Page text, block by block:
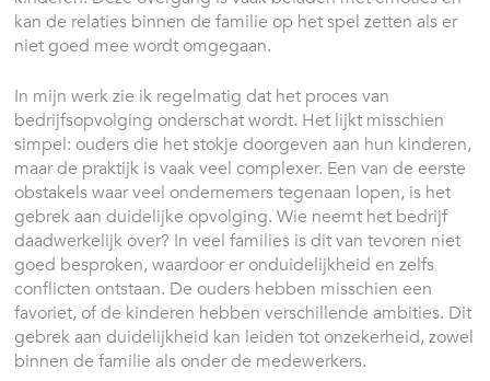
kan de relaties binnen de familie op het spel zetten als er
niet goed mee wordt omgegaan.
In mijn werk zie ik regelmatig dat het proces van
bedrijfsopvolging onderschat wordt. Het lijkt misschien
simpel: ouders die het stokje doorgeven aan hun kinderen,
maar de praktijk is vaak veel complexer. Een van de eerste
obstakels waar veel ondernemers tegenaan lopen, is het
gebrek aan duidelijke opvolging. Wie neemt het bedrijf
daadwerkelijk over? In veel families is dit van tevoren niet
goed besproken, waardoor er onduidelijkheid en zelfs
conflicten ontstaan. De ouders hebben misschien een
favoriet, of de kinderen hebben verschillende ambities. Dit
gebrek aan duidelijkheid kan leiden tot onzekerheid, zowel
binnen de familie als onder de medewerkers.